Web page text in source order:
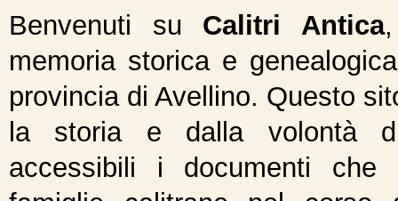
Benvenuti su Calitri Antica
memoria storica e
provincia di Avellino. Questo
la storia e dalla volontà
accessibili i documenti